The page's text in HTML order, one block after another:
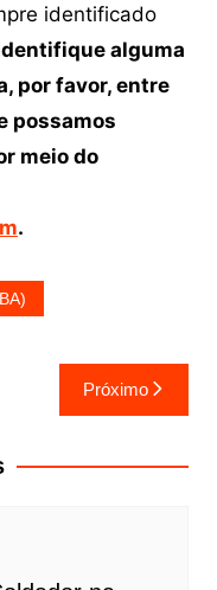
identificado
alguma
por favor, entre
possamos
meio do
.
Próximo